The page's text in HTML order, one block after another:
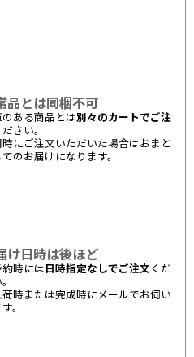
品とは同梱不可
のある商品とは別々のカートでご注
ださい。
にご注文いただいた場合はおまと
のお届けになります。
け日時は後ほど
約時には 日時指定なしでご注文 くだ
時または完成時にメールでお伺い
。